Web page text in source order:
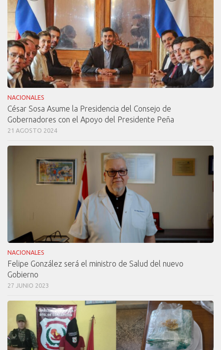
NACIONALES
César Sosa Asume la Presidencia del Consejo de
Gobernadores con el Apoyo del Presidente Peña
21 AGOSTO 2024
NACIONALES
Felipe González será el ministro de Salud del nuevo
Gobierno
27 JUNIO 2023